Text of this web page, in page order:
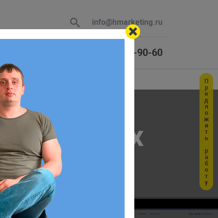
info@hmarketing.ru
+7 (925) 464-90-60
на Bitrix
что обеспечит
ответ
с учетом
Предложить работу